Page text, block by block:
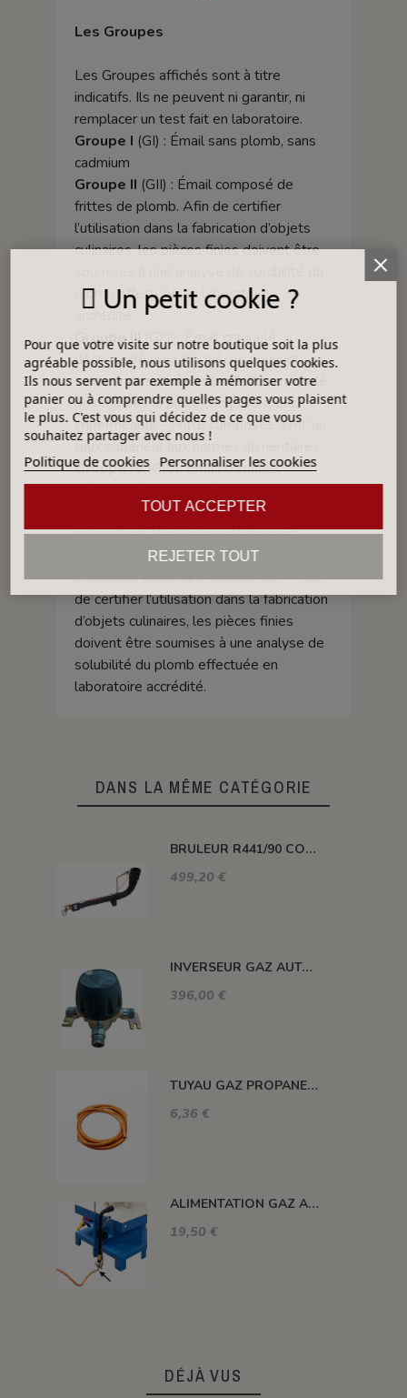
Les Groupes
Les Groupes affichés sont à titre
indicatifs. Ils ne peuvent ni garantir, ni
remplacer un test fait en laboratoire.
Groupe I (GI) : Émail sans plomb, sans
cadmium
Groupe II (GII) : Émail composé de
frittes de plomb. Afin de certifier
l’utilisation dans la fabrication d’objets
culinaires, les pièces finies doivent être
plomb effectuée en laboratoire
Groupe III(GIII) : Émail craquelé,
déconseillé pour les pièces pouvant
contenir des aliments car l’effet craquelé
ne rend pas la pièce complètement
imperméable - Fritte composée avec un
taux supérieur aux normes alimentaires.
Groupe IV(GIV): Émail craquelé,
déconseillé pour les pièces pouvant
contenir des aliments car l’effet craquelé
ne rend pas la pièce complètement
imperméable - Contient un pigment
encapsulé contenant du Cadmium - Afin
de certifier l’utilisation dans la fabrication
d’objets culinaires, les pièces finies
doivent être soumises à une analyse de
solubilité du plomb effectuée en
laboratoire accrédité.
DANS LA MÊME CATÉGORIE
BRULEUR R441/90 COUDE PUISSANCE 116 KW
499,20 €
INVERSEUR GAZ AUTOMATIQUE 12kg/h 1.5 BAR M-M 20X150
396,00 €
TUYAU GAZ PROPANE 20 BARS MAXI. DIAM. 8MM LE ML
6,36 €
ALIMENTATION GAZ A 90°C
19,50 €
DÉJÀ VUS
Un petit cookie ?
Pour que votre visite sur notre boutique soit la plus
agréable possible, nous utilisons quelques cookies.
Ils nous servent par exemple à mémoriser votre
panier ou à comprendre quelles pages vous plaisent
le plus. C'est vous qui décidez de ce que vous
souhaitez partager avec nous !
Politique de cookies Personnaliser les cookies
REJETER TOUT
TOUT ACCEPTER